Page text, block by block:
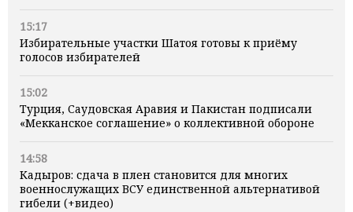
15:17
Избирательные участки Шатоя готовы к приёму
голосов избирателей
15:02
Турция, Саудовская Аравия и Пакистан подписали
«Мекканское соглашение» о коллективной обороне
14:58
Кадыров: сдача в плен становится для многих
военнослужащих ВСУ единственной альтернативой
гибели (+видео)